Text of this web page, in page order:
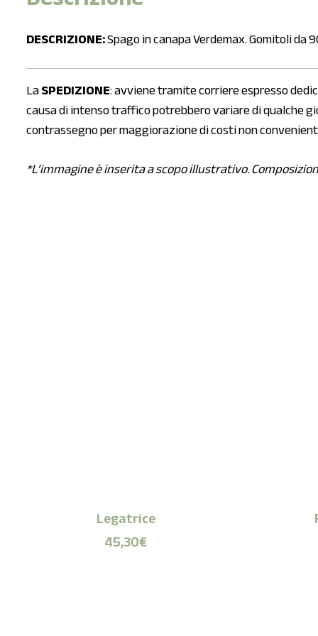
DESCRIZIONE:Spago in canapa Verdemax. Gomitoli da
LaSPEDIZIONE: avviene tramite corriere espresso
causa di intenso traffico potrebbero variare di qualche
contrassegno per maggiorazione di costi non
*L’immagine è inserita a scopo illustrativo.
Legatrice
45,30€